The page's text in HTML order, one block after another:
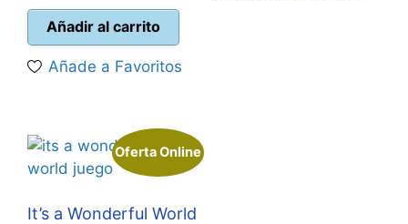
era:
actual
Añadir al carrito
Añade a Favoritos
Oferta Online
It’s a Wonderful World